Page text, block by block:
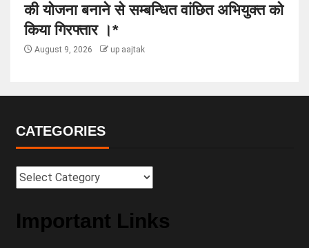
की योजना बनाने से सम्बन्धित वांछित अभियुक्त को
किया गिरफ्तार ।*
August 9, 2026 up aajtak
CATEGORIES
Important Links